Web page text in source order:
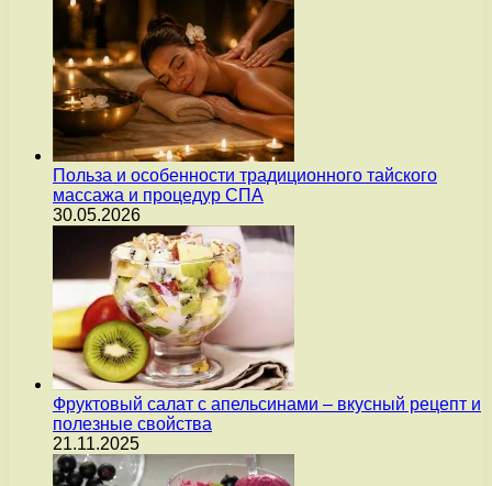
Польза и особенности традиционного тайского
массажа и процедур СПА
30.05.2026
Фруктовый салат с апельсинами – вкусный рецепт и
полезные свойства
21.11.2025